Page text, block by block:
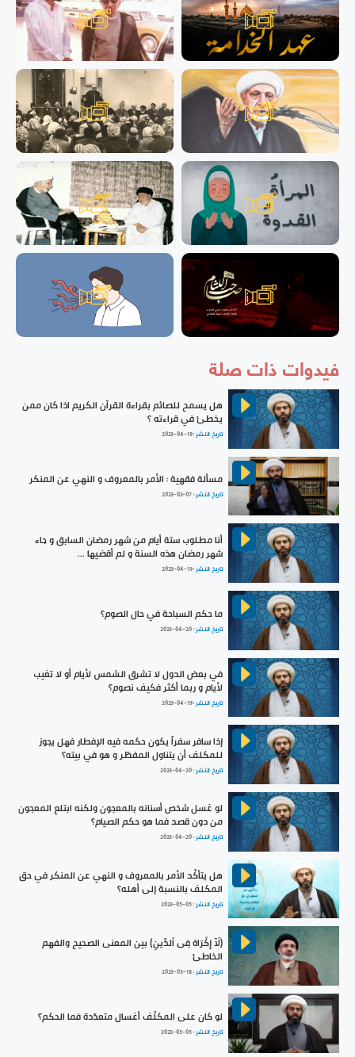
فيدوات ذات صلة
هل يسمح للصائم بقراءة القرآن الكريم اذا كان ممن
يخطئ في قراءته ؟
تاريخ النشر :2023-04-19
مسألة فقهية : الأمر بالمعروف و النهي عن المنكر
تاريخ النشر :2023-02-07
أنا مطلوب ستة أيام من شهر رمضان السابق و جاء
شهر رمضان هذه السنة و لم أقضيها ...
تاريخ النشر :2023-04-19
ما حكم السباحة في حال الصوم؟
تاريخ النشر :2023-04-20
في بعض الدول لا تشرق الشمس لأيام أو لا تغيب
لأيام و ربما أكثر فكيف نصوم؟
تاريخ النشر :2023-04-19
إذا سافر سفراً يكون حكمه فيه الإفطار فهل يجوز
للمكلف أن يتناول المفطّر و هو في بيته؟
تاريخ النشر :2023-04-20
لو غسل شخص أسنانه بالمعجون ولكنه ابتلع المعجون
من دون قصد فما هو حكم الصيام؟
تاريخ النشر :2023-04-20
هل يتأكّد الأمر بالمعروف و النهي عن المنكر في حق
المكلف بالنسبة إلى أهله؟
تاريخ النشر :2023-05-05
(لَآ إِكْرَاهَ فِى ٱلدِّينِ) بين المعنى الصحيح والفهم
الخاطئ
تاريخ النشر :2023-03-18
لو كان على المكلّف أغسال متعدّدة فما الحكم؟
تاريخ النشر :2023-05-05